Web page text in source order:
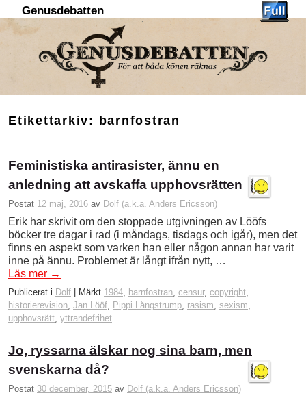
Genusdebatten
Etikettarkiv: barnfostran
Feministiska antirasister, ännu en
anledning att avskaffa upphovsrätten
Postat 12 maj, 2016 av Dolf (a.k.a. Anders Ericsson)
Erik har skrivit om den stoppade utgivningen av Lööfs
böcker tre dagar i rad (i måndags, tisdags och igår), men det
finns en aspekt som varken han eller någon annan har varit
inne på ännu. Problemet är långt ifrån nytt, …
Läs mer →
Publicerat i Dolf Märkt 1984, barnfostran, censur, copyright,
historierevision, Jan Lööf, Pippi Långstrump, rasism, sexism,
upphovsrätt, yttrandefrihet
Jo, ryssarna älskar nog sina barn, men
svenskarna då?
Postat 30 december, 2015 av Dolf (a.k.a. Anders Ericsson)